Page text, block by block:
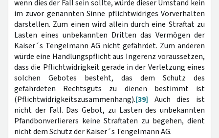
wenn dies der Fall sein sollte, würde dieser Umstand kein
im zuvor genannten Sinne pflichtwidriges Vorverhalten
darstellen. Zum einen wird allein durch eine Straftat zu
Lasten eines unbekannten Dritten das Vermögen der
Kaiser´s Tengelmann AG nicht gefährdet. Zum anderen
würde eine Handlungspflicht aus Ingerenz voraussetzen,
dass die Pflichtwidrigkeit gerade in der Verletzung eines
solchen Gebotes besteht, das dem Schutz des
gefährdeten Rechtsguts zu dienen bestimmt ist
(Pflichtwidrigkeitszusammenhang).[39] Auch dies ist
nicht der Fall. Das Gebot, zu Lasten des unbekannten
Pfandbonverlierers keine Straftaten zu begehen, dient
nicht dem Schutz der Kaiser´s Tengelmann AG.